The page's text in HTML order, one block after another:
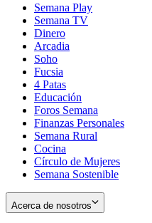
Semana Play
Semana TV
Dinero
Arcadia
Soho
in
new
window
Fucsia
in
new
window
4 Patas
Educación
Foros Semana
Finanzas Personales
Semana Rural
Cocina
Círculo de Mujeres
Semana Sostenible
Acerca de nosotros